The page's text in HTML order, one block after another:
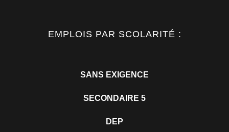
EMPLOIS PAR SCOLARITÉ :
SANS EXIGENCE
SECONDAIRE 5
DEP